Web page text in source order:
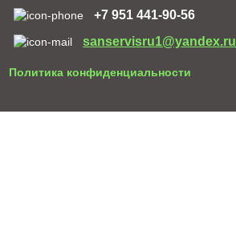
+7 951 441-90-56
sanservisru1@yandex.ru
Политика конфиденциальности